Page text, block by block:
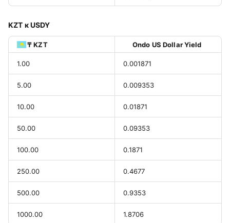
KZT к USDY
₸ KZT Ondo US Dollar Yield
1.00 0.001871
5.00 0.009353
10.00 0.01871
50.00 0.09353
100.00 0.1871
250.00 0.4677
500.00 0.9353
1000.00 1.8706